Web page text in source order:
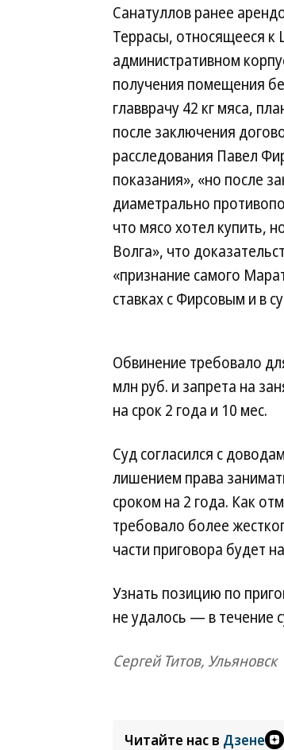
Санатуллов ранее
Террасы, относящееся
административном
получения помещения
главврачу 42 кг мяса,
после заключения
расследования Павел
показания», «но после
диаметрально
что мясо хотел купить,
Волга», что
«признание самого
ставках с Фирсовым и в
Обвинение требовало
млн руб. и запрета на
на срок 2 года и 10 мес.
Суд согласился с
лишением права
сроком на 2 года. Как
требовало более
части приговора будет
Узнать позицию по
не удалось — в течение
Сергей Титов, Ульяновск
Читайте нас в Дзене